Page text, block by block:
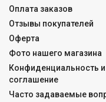
Оплата заказов
Отзывы покупателей
Оферта
Фото нашего магазина
Конфиденциальность
соглашение
Часто задаваемые